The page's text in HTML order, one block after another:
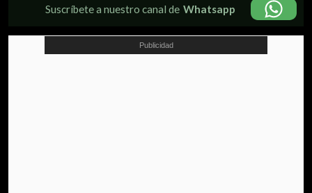
Suscríbete a nuestro canal de Whatsapp